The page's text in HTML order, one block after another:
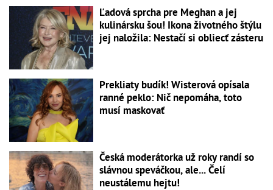
Ľadová sprcha pre Meghan a jej
kulinársku šou! Ikona životného štýlu
jej naložila: Nestačí si obliecť zásteru
Prekliaty budík! Wisterová opísala
ranné peklo: Nič nepomáha, toto
musí maskovať
Česká moderátorka už roky randí so
slávnou speváčkou, ale... Čelí
neustálemu hejtu!